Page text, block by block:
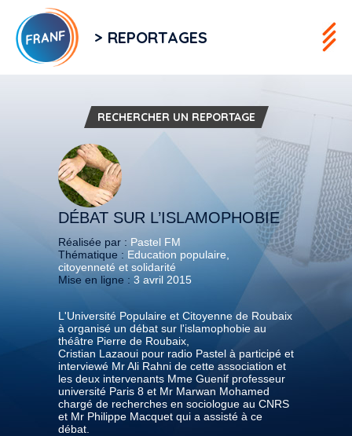
> REPORTAGES
RECHERCHER UN REPORTAGE
DÉBAT SUR L’ISLAMOPHOBIE
Réalisée par : Pastel FM
Thématique : Education populaire,
citoyenneté et solidarité
Mise en ligne : 3 avril 2015
L'Université Populaire et Citoyenne de Roubaix
à organisé un débat sur l'islamophobie au
théâtre Pierre de Roubaix,
Cristian Lazaoui pour radio Pastel à participé et
interviewé Mr Ali Rahni de cette association et
les deux intervenants Mme Guenif professeur
université Paris 8 et Mr Marwan Mohamed
chargé de recherches en sociologue au CNRS
et Mr Philippe Macquet qui a assisté à ce
débat.